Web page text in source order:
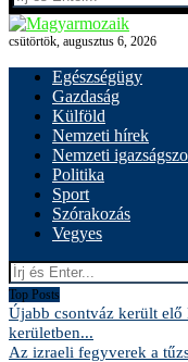
csütörtök, augusztus 6, 2026
Egészségügy
Gazdaság
Külföld
Nemzeti hírek
Nemzeti
Politika
Sport
Szórakozás
Vegyes
Top Posts
Újabb csontváz került
kerületben...
Az izraeli fegyverek a